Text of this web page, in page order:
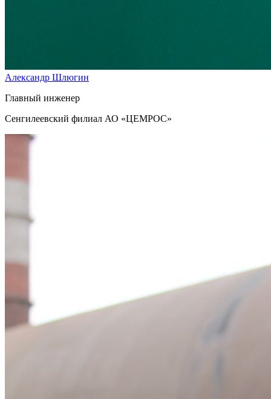
Александр Шлюгин
Главный инженер
Сенгилеевский филиал АО «ЦЕМРОС»